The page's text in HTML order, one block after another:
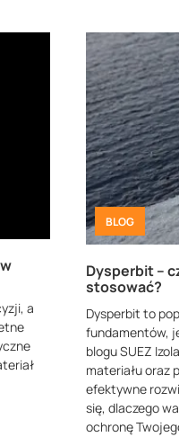
a
BLOG
Dysperbit –
stosować?
Dysperbit to
fundamentów,
blogu SUEZ
materiału oraz
efektywne
się, dlaczego
ochronę